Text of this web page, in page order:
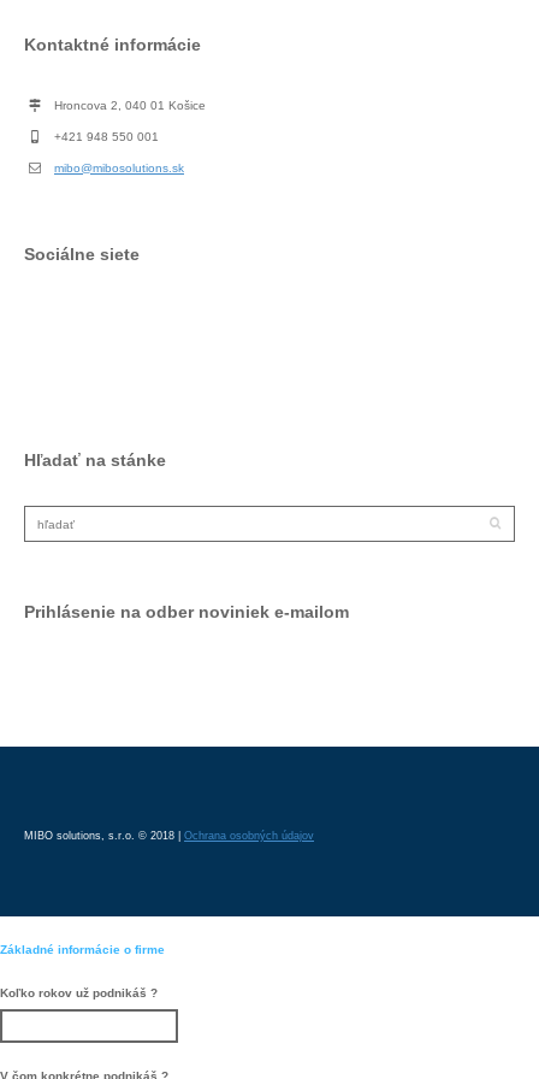
Kontaktné informácie
Hroncova 2, 040 01 Košice
+421 948 550 001
mibo@mibosolutions.sk
Sociálne siete
Hľadať na stánke
Prihlásenie na odber noviniek e-mailom
MIBO solutions, s.r.o. © 2018 | Ochrana osobných údajov
Základné informácie o firme
Koľko rokov už podnikáš ?